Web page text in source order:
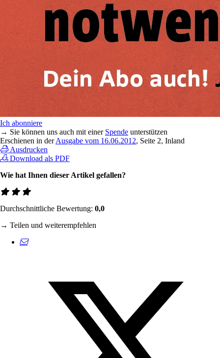
Ich abonniere
→ Sie können uns auch mit einer Spende unterstützen
Erschienen in derAusgabe vom 16.06.2012, Seite 2, Inland
Ausdrucken
Download als PDF
Wie hat Ihnen dieser Artikel gefallen?
Durchschnittliche Bewertung: 0,0
→ Teilen und weiterempfehlen